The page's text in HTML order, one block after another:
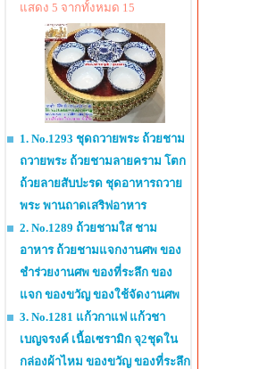
แสดง 5 จากทั้งหมด 15
1. No.1293 ชุดถวายพระ ถ้วยชาม
ถวายพระ ถ้วยชามลายคราม โตก
ถ้วยลายสับปะรด ชุดอาหารถวาย
พระ พานถาดเสริฟอาหาร
2. No.1289 ถ้วยชามใส ชาม
อาหาร ถ้วยชามแจกงานศพ ของ
ชำร่วยงานศพ ของที่ระลึก ของ
แจก ของขวัญ ของใช้จัดงานศพ
3. No.1281 แก้วกาแฟ แก้วชา
เบญจรงค์ เนื้อเซรามิก จุ2ชุดใน
กล่องผ้าไหม ของขวัญ ของที่ระลึก